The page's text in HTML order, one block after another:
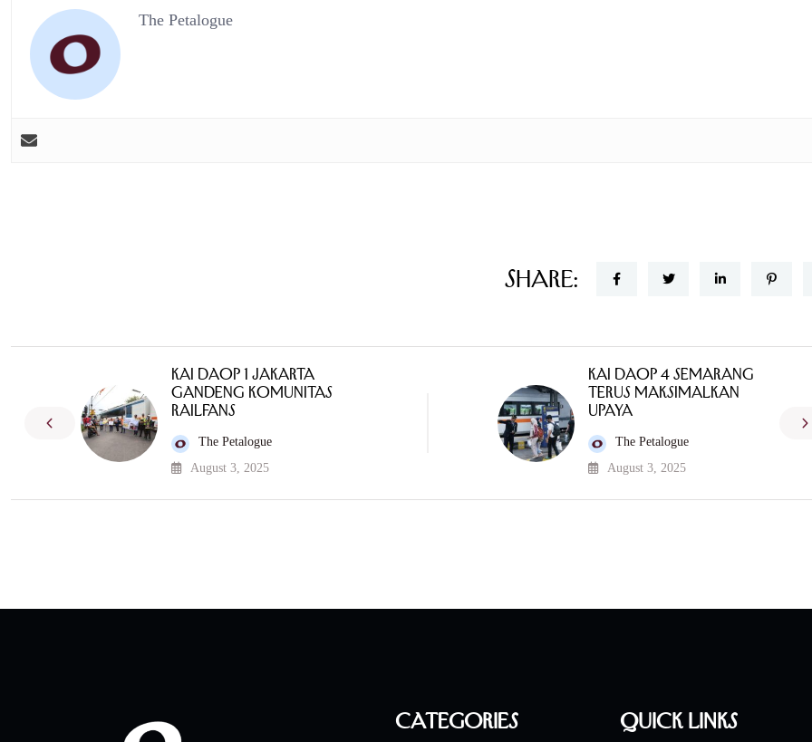
The Petalogue
Share:
KAI Daop 1 Jakarta
Gandeng Komunitas
Railfans
The Petalogue
August 3, 2025
KAI Daop 4 Semarang
Terus Maksimalkan
Upaya
The Petalogue
August 3, 2025
Categories Quick Links